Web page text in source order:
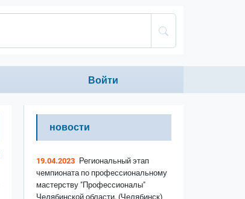
Anonumous menu
Войти
новости
19.04.2023 Региональный этап
чемпионата по профессиональному
мастерству "Профессионалы"
Челябинской области. (Челябинск)